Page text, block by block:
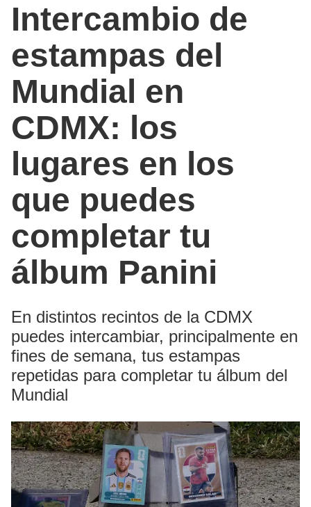
Intercambio de
estampas del
Mundial en
CDMX: los
lugares en los
que puedes
completar tu
álbum Panini
En distintos recintos de la CDMX
puedes intercambiar, principalmente en
fines de semana, tus estampas
repetidas para completar tu álbum del
Mundial